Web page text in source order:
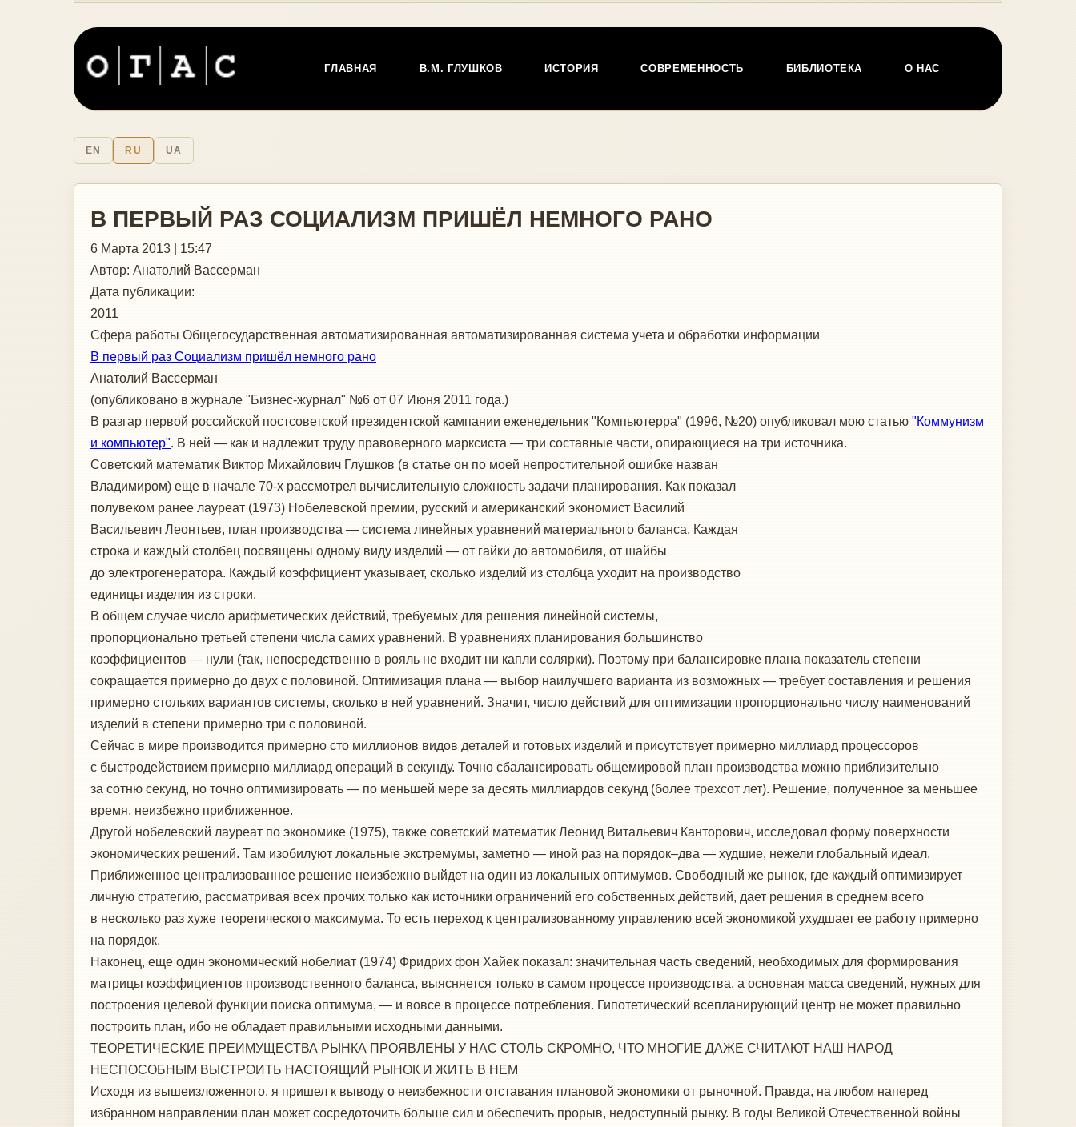
ГЛАВНАЯ В.М. ГЛУШКОВ ИСТОРИЯ СОВРЕМЕННОСТЬ БИБЛИОТЕКА О НАС
EN RU UA
В ПЕРВЫЙ РАЗ СОЦИАЛИЗМ ПРИШЁЛ НЕМНОГО РАНО
6 Марта 2013 | 15:47
Автор: Анатолий Вассерман
Дата публикации:
2011
Сфера работы Общегосударственная автоматизированная автоматизированная система учета и обработки информации
В первый раз Социализм пришёл немного рано
Анатолий Вассерман
(опубликовано в журнале "Бизнес-журнал" №6 от 07 Июня 2011 года.)
В разгар первой российской постсоветской президентской кампании еженедельник "Компью­терра" (1996, №20) опубликовал мою статью "Коммунизм
и компьютер". В ней — как и надлежит труду правоверного марксиста — три составные части, опирающиеся на три источника.
Советский математик Виктор Михайлович Глушков (в статье он по моей непростительной ошибке назван
Владимиром) еще в начале 70-х рассмотрел вычислительную сложность задачи планирования. Как показал
полувеком ранее лау­реат (1973) Нобелевской премии, русский и американский экономист Василий
Васильевич Леонтьев, план производства — система линейных уравнений материального баланса. Каждая
строка и каждый столбец посвящены одному виду изделий — от гайки до автомобиля, от шайбы
до электрогенератора. Каждый коэффициент указывает, сколько изделий из столбца уходит на производство
единицы изделия из строки.
В общем случае число арифметических действий, требуемых для решения линейной системы,
пропорционально третьей степени числа самих уравнений. В уравнениях планирования большинство
коэффициентов — нули (так, непосредственно в рояль не входит ни капли солярки). Поэтому при балансировке плана показатель степени
сокращается примерно до двух с половиной. Оптимизация плана — выбор наилучшего варианта из возможных — требует составления и решения
примерно стольких вариантов системы, сколько в ней уравнений. Значит, число действий для оптимизации пропорционально числу наименований
изделий в степени примерно три с половиной.
Сейчас в мире производится примерно сто миллионов видов деталей и готовых изделий и присутствует примерно миллиард процессоров
с быстродействием примерно миллиард операций в секунду. Точно сбалансировать общемировой план производства можно приблизительно
за сотню секунд, но точно оптимизировать — по меньшей мере за десять миллиардов секунд (более трехсот лет). Решение, полученное за меньшее
время, неизбежно приближенное.
Другой нобелевский лауреат по экономике (1975), также советский математик Леонид Витальевич Канторович, исследовал форму поверхности
экономических решений. Там изобилуют локальные экстремумы, заметно — иной раз на порядок–два — худшие, нежели глобальный идеал.
Приближенное централизованное решение неизбежно выйдет на один из локальных оптимумов. Свободный же рынок, где каждый оптимизирует
личную стратегию, рассматривая всех прочих только как источники ограничений его собственных действий, дает решения в среднем всего
в несколько раз хуже теоретического максимума. То есть переход к централизованному управлению всей экономикой ухудшает ее работу примерно
на порядок.
Наконец, еще один экономический нобелиат (1974) Фридрих фон Хайек показал: значительная часть сведений, необходимых для формирования
матрицы коэффициентов производственного баланса, выясняется только в самом процессе производства, а основная масса сведений, нужных для
построения целевой функции поиска оптимума, — и вовсе в процессе потребления. Гипотетический всепланирующий центр не может правильно
построить план, ибо не обладает правильными исходными данными.
ТЕОРЕТИЧЕСКИЕ ПРЕИМУЩЕСТВА РЫНКА ПРОЯВЛЕНЫ У НАС СТОЛЬ СКРОМНО, ЧТО МНОГИЕ ДАЖЕ СЧИТАЮТ НАШ НАРОД
НЕСПОСОБНЫМ ВЫСТРОИТЬ НАСТОЯЩИЙ РЫНОК И ЖИТЬ В НЕМ
Исходя из вышеизложенного, я пришел к выводу о неизбежности отставания плановой экономики от рыночной. Правда, на любом наперед
избранном направлении план может сосредоточить больше сил и обеспечить прорыв, недоступный рынку. В годы Великой Отечественной войны